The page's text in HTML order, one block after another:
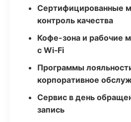
Сертифицированные
контроль качества
Кофе-зона и рабочие
с Wi‑Fi
Программы
корпоративное
Сервис в день
запись